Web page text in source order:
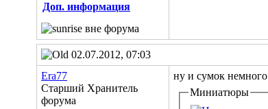
Доп. информация
02.07.2012, 07:03
Era77
Старший Хранитель
форума
ну и сумок немного
Миниатюры